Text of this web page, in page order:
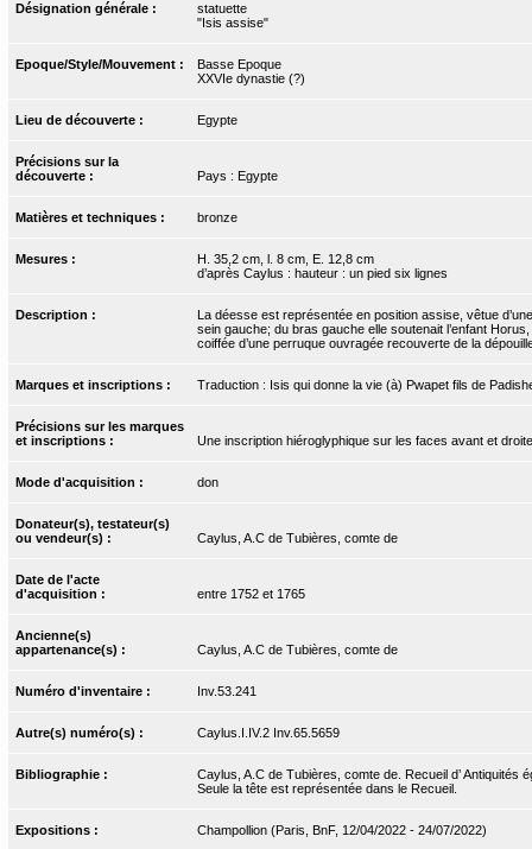
Désignation générale :
statuette
"Isis assise"
Epoque/Style/Mouvement :
Basse Epoque
XXVIe dynastie (?)
Lieu de découverte : Egypte
Précisions sur la
découverte :
Pays : Egypte
Matières et techniques : bronze
Mesures :
H. 35,2 cm, l. 8 cm, E. 12,8 cm
d’après Caylus : hauteur : un pied six lignes
Description :
La déesse est représentée en position assise, vêtue
sein gauche; du bras gauche elle soutenait l’enfant
coiffée d’une perruque ouvragée recouverte de la
Marques et inscriptions : Traduction : Isis qui donne la vie (à) Pwapet fils de
Précisions sur les marques
et inscriptions :
Une inscription hiéroglyphique sur les faces avant et
Mode d'acquisition : don
Donateur(s), testateur(s)
ou vendeur(s) :
Caylus, A.C de Tubières, comte de
Date de l'acte
d'acquisition :
entre 1752 et 1765
Ancienne(s)
appartenance(s) :
Caylus, A.C de Tubières, comte de
Numéro d'inventaire : Inv.53.241
Autre(s) numéro(s) : Caylus.I.IV.2 Inv.65.5659
Bibliographie :
Caylus, A.C de Tubières, comte de. Recueil d’
Seule la tête est représentée dans le Recueil.
Expositions : Champollion (Paris, BnF, 12/04/2022 - 24/07/2022)